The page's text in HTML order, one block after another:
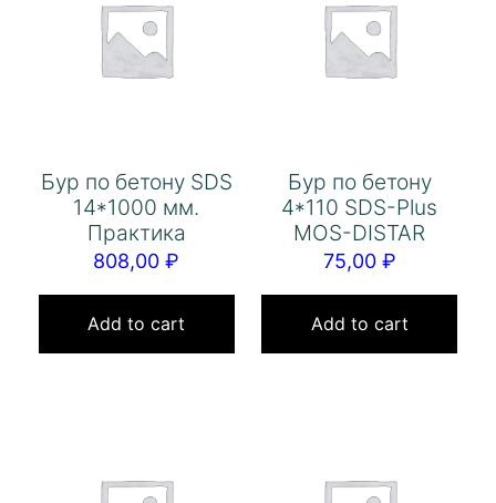
Бур по бетону SDS
14*1000 мм.
Практика
808,00₽
Add to cart
Бур по бетону
4*110 SDS-Plus
MOS-DISTAR
75,00 ₽
Add to cart